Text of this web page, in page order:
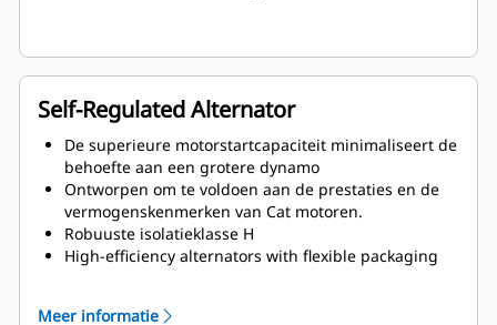
Self-Regulated Alternator
De superieure motorstartcapaciteit minimaliseert de
behoefte aan een grotere dynamo
Ontworpen om te voldoen aan de prestaties en de
vermogenskenmerken van Cat motoren.
Robuuste isolatieklasse H
High-efficiency alternators with flexible packaging
Meer informatie